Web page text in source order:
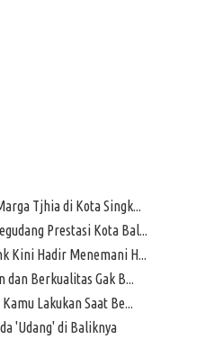
Tjhia di Kota Singk...
Prestasi Kota Bal...
Kini Hadir Menemani H...
dan Berkualitas Gak B...
Lakukan Saat Be...
'Udang' di Baliknya